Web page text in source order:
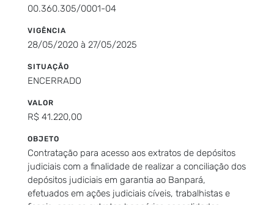
00.360.305/0001-04
VIGÊNCIA
28/05/2020 à 27/05/2025
SITUAÇÃO
ENCERRADO
VALOR
R$ 41.220,00
OBJETO
Contratação para acesso aos extratos de depósitos
judiciais com a finalidade de realizar a conciliação dos
depósitos judiciais em garantia ao Banpará,
efetuados em ações judiciais cíveis, trabalhistas e